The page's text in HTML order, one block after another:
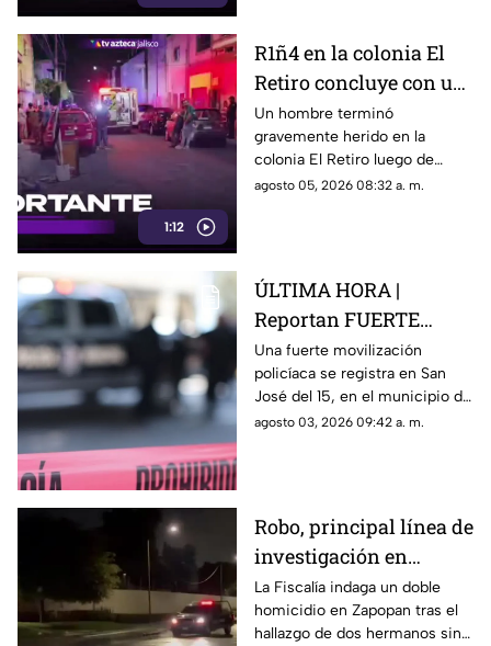
1:12
R1ñ4 en la colonia El
Retiro concluye con un
hombre gravemente
herido
Un hombre terminó
gravemente herido en la
colonia El Retiro luego de
presuntamente participar en
agosto 05, 2026 08:32 a. m.
ÚLTIMA HORA |
Reportan FUERTE
movilización policíaca
en El Salto tras
hallazgo
Una fuerte movilización
policíaca se registra en San
José del 15, en el municipio de
El Salto, tras el hallazgo de dos
agosto 03, 2026 09:42 a. m.
Robo, principal línea de
investigación en
asesinato de hermanos
en Zapopan
La Fiscalía indaga un doble
homicidio en Zapopan tras el
hallazgo de dos hermanos sin